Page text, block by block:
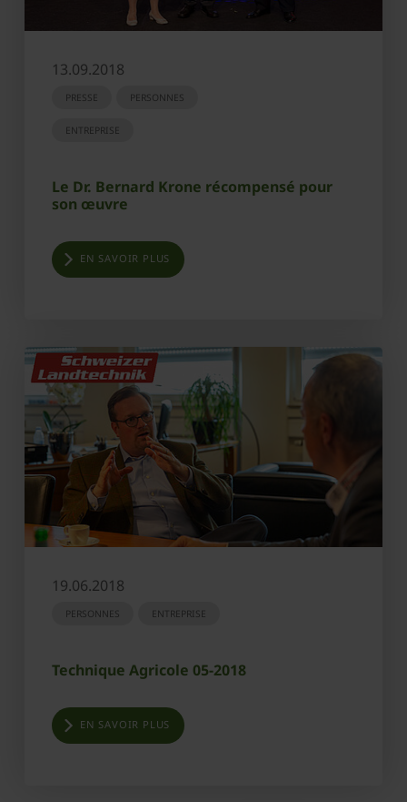
13.09.2018
PRESSE PERSONNES
ENTREPRISE
Le Dr. Bernard Krone récompensé pour
son œuvre
EN SAVOIR PLUS
19.06.2018
PERSONNES ENTREPRISE
Technique Agricole 05-2018
EN SAVOIR PLUS